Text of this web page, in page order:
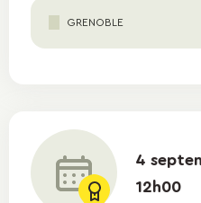
GRENOBLE
4
12h00